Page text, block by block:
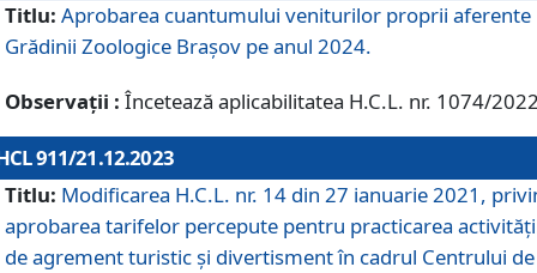
Titlu: Aprobarea cuantumului veniturilor proprii aferente
Grădinii Zoologice Braşov pe anul 2024.
Observații : Încetează aplicabilitatea H.C.L. nr. 1074/
911/21.12.2023
Titlu: Modificarea H.C.L. nr. 14 din 27 ianuarie 2021,
aprobarea tarifelor percepute pentru practicarea
de agrement turistic și divertisment în cadrul Centrului de